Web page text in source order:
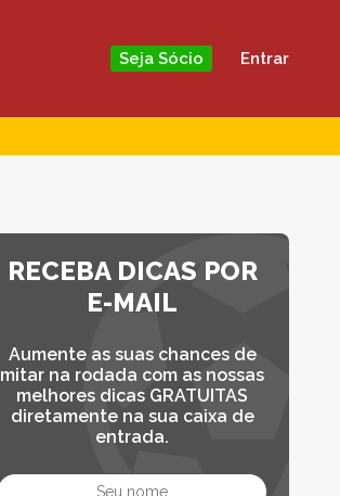
Seja Sócio Entrar
RECEBA DICAS POR
E-MAIL
Aumente as suas chances de
mitar na rodada com as nossas
melhores dicas GRATUITAS
diretamente na sua caixa de
entrada.